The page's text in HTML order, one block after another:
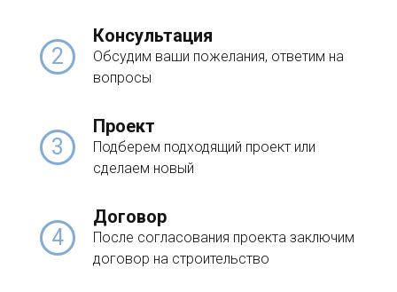
2
Консультация
Обсудим ваши пожелания, ответим на
вопросы
3
Проект
Подберем подходящий проект или
сделаем новый
4
Договор
После согласования проекта заключим
договор на строительство